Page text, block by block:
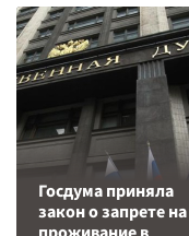
Госдума приняла
закон о запрете на